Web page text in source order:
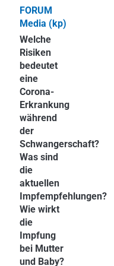
FORUM
Media (kp)
Welche
Risiken
bedeutet
eine
Corona-
Erkrankung
während
der
Schwangerschaft?
Was sind
die
aktuellen
Impfempfehlungen?
Wie wirkt
die
Impfung
bei Mutter
und Baby?